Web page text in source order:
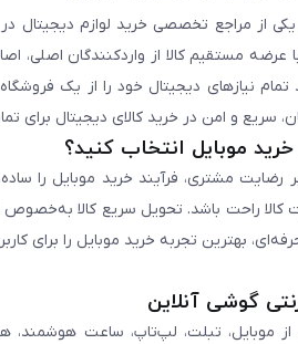
مستقیم کالا از واردکنندگان
تمام نیازهای دیجیتال خود را از یک
سریع و امن در خرید کالای دیجیتال برای
موبایل انتخاب کنید؟
رضایت مشتری، فرآیند خرید موبایل را
کالا راحت باشد. تحویل سریع کالا
بهترین تجربه خرید موبایل را برای
گوشی آنلاین
موبایل، تبلت، لپ‌تاپ، ساعت هوشمند،